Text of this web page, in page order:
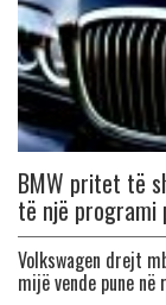
BMW pritet të
të një programi
Volkswagen drejt
mijë vende pune në